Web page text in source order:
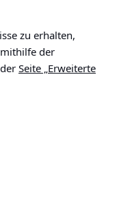
zu erhalten,
der
Seite „Erweiterte